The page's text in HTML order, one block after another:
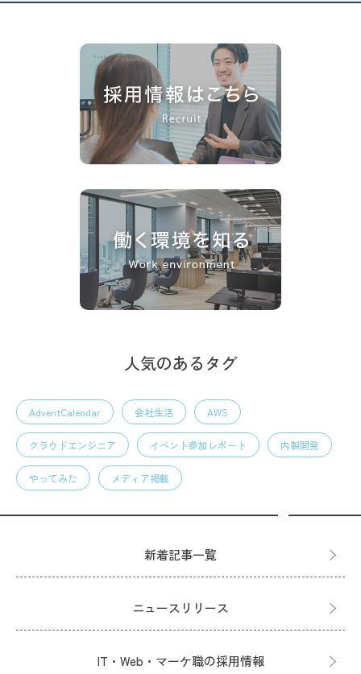
人気のあるタグ
AdventCalendar 会社生活 AWS
クラウドエンジニア イベント参加レポート 内製開発
やってみた メディア掲載
新着記事一覧
ニュースリリース
IT・Web・マーケ職の採用情報